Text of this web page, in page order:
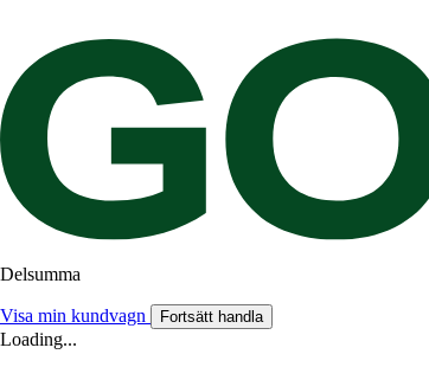
Delsumma
Visa min kundvagn Fortsätt handla
Loading...